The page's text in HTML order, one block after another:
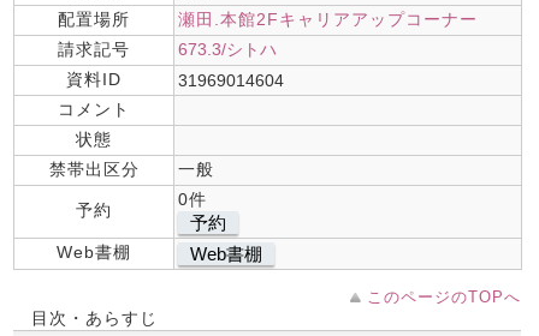
配置場所
瀬田.本館2Fキャリアアップコーナー
請求記号
673.3/シトハ
資料ID
31969014604
コメント
状態
禁帯出区分
一般
予約
0件
予約
Web書棚 Web書棚
このページのTOPへ
目次・あらすじ